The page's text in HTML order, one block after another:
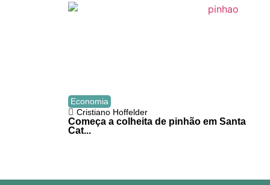
Economia
Cristiano Hoffelder
Começa a colheita de pinhão em Santa
Cat...